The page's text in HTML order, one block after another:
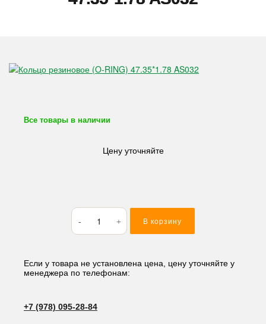
Все товары в наличии
Цену уточняйте
Количество
товара
Кольцо
(O-
RING)
В корзину
Если у товара не установлена цена, цену уточняйте у
менеджера по телефонам:
+7 (978) 095-28-84